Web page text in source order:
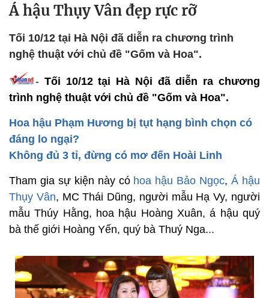
Á hậu Thụy Vân đẹp rực rỡ
Tối 10/12 tại Hà Nội đã diễn ra chương trình
nghệ thuật với chủ đề "Gốm và Hoa".
- Tối 10/12 tại Hà Nội đã diễn ra chương
trình nghệ thuật với chủ đề "Gốm và Hoa".
Hoa hậu Phạm Hương bị tụt hạng bình chọn có
đáng lo ngại?
Không đủ 3 tỉ, đừng có mơ đến Hoài Linh
Tham gia sự kiện này có hoa hậu Bảo Ngọc,Á hậu
Thụy Vân, MC Thái Dũng, người mẫu Hạ Vy, người
mẫu Thúy Hằng, hoa hậu Hoàng Xuân, á hậu quý
bà thế giới Hoàng Yến, quý bà Thuý Nga...